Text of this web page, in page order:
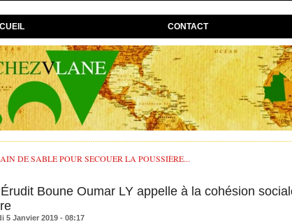
CONTACT
DE SABLE POUR SECOUER LA POUSSIÈRE...
Boune Oumar LY appelle à la cohésion
5 Janvier 2019 - 08:17